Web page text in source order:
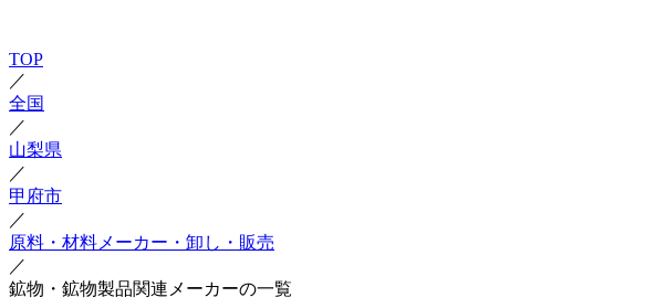
TOP
／
全国
／
山梨県
／
甲府市
／
原料・材料メーカー・卸し・販売
／
鉱物・鉱物製品関連メーカーの一覧